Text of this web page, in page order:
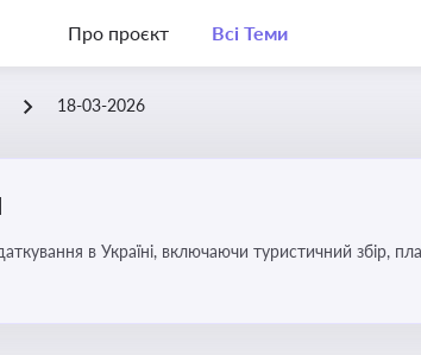
Про проєкт Всі Теми
18-03-2026